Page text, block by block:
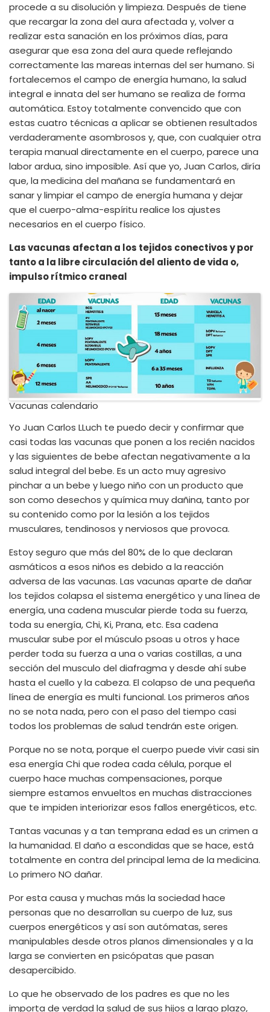
procede a su disolución y limpieza. Después de tiene
que recargar la zona del aura afectada y, volver a
realizar esta sanación en los próximos días, para
asegurar que esa zona del aura quede reflejando
correctamente las mareas internas del ser humano. Si
fortalecemos el campo de energía humano, la salud
integral e innata del ser humano se realiza de forma
automática. Estoy totalmente convencido que con
estas cuatro técnicas a aplicar se obtienen resultados
verdaderamente asombrosos y, que, con cualquier otra
terapia manual directamente en el cuerpo, parece una
labor ardua, sino imposible. Así que yo, Juan Carlos, diría
que, la medicina del mañana se fundamentará en
sanar y limpiar el campo de energía humana y dejar
que el cuerpo-alma-espíritu realice los ajustes
necesarios en el cuerpo físico.
Las vacunas afectan a los tejidos conectivos y por
tanto a la libre circulación del aliento de vida o,
impulso rítmico craneal
Vacunas calendario
Yo Juan Carlos LLuch te puedo decir y confirmar que
casi todas las vacunas que ponen a los recién nacidos
y las siguientes de bebe afectan negativamente a la
salud integral del bebe. Es un acto muy agresivo
pinchar a un bebe y luego niño con un producto que
son como desechos y química muy dañina, tanto por
su contenido como por la lesión a los tejidos
musculares, tendinosos y nerviosos que provoca.
Estoy seguro que más del 80% de lo que declaran
asmáticos a esos niños es debido a la reacción
adversa de las vacunas. Las vacunas aparte de dañar
los tejidos colapsa el sistema energético y una línea de
energía, una cadena muscular pierde toda su fuerza,
toda su energía, Chi, Ki, Prana, etc. Esa cadena
muscular sube por el músculo psoas u otros y hace
perder toda su fuerza a una o varias costillas, a una
sección del musculo del diafragma y desde ahí sube
hasta el cuello y la cabeza. El colapso de una pequeña
línea de energía es multi funcional. Los primeros años
no se nota nada, pero con el paso del tiempo casi
todos los problemas de salud tendrán este origen.
Porque no se nota, porque el cuerpo puede vivir casi sin
esa energía Chi que rodea cada célula, porque el
cuerpo hace muchas compensaciones, porque
siempre estamos envueltos en muchas distracciones
que te impiden interiorizar esos fallos energéticos, etc.
Tantas vacunas y a tan temprana edad es un crimen a
la humanidad. El daño a escondidas que se hace, está
totalmente en contra del principal lema de la medicina.
Lo primero NO dañar.
Por esta causa y muchas más la sociedad hace
personas que no desarrollan su cuerpo de luz, sus
cuerpos energéticos y así son autómatas, seres
manipulables desde otros planos dimensionales y a la
larga se convierten en psicópatas que pasan
desapercibido.
Lo que he observado de los padres es que no les
importa de verdad la salud de sus hijos a largo plazo,